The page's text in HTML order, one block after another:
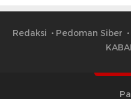
Redaksi Pedoman Siber